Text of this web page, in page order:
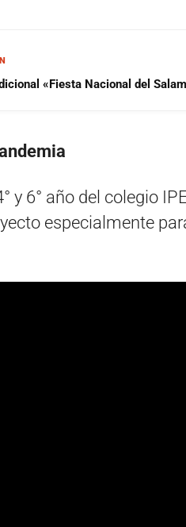
«Fiesta Nacional del
y 6° año del colegio
especialmente